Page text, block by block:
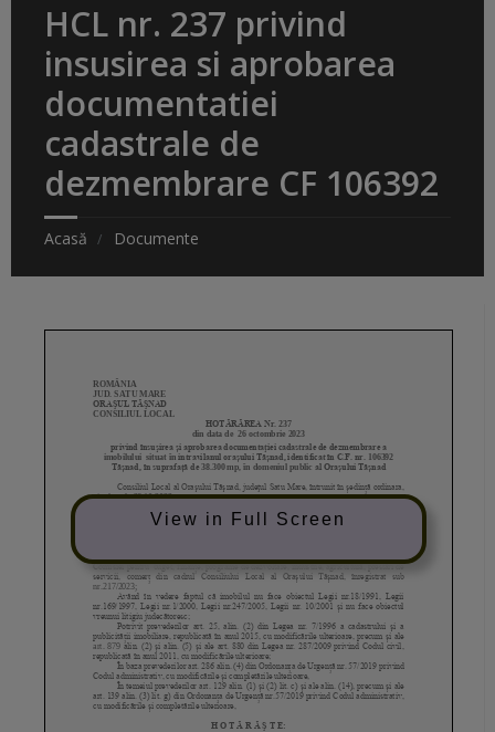
HCL nr. 237 privind
insusirea si aprobarea
documentatiei
cadastrale de
dezmembrare CF 106392
Acasă Documente
View in Full Screen